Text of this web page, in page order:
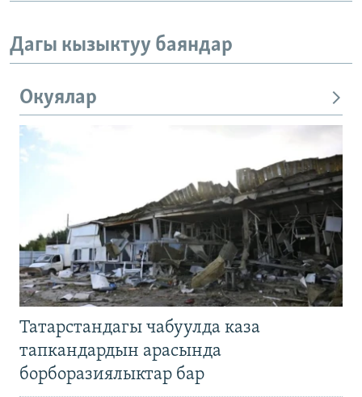
Дагы кызыктуу баяндар
Окуялар
Татарстандагы чабуулда каза
тапкандардын арасында
борборазиялыктар бар